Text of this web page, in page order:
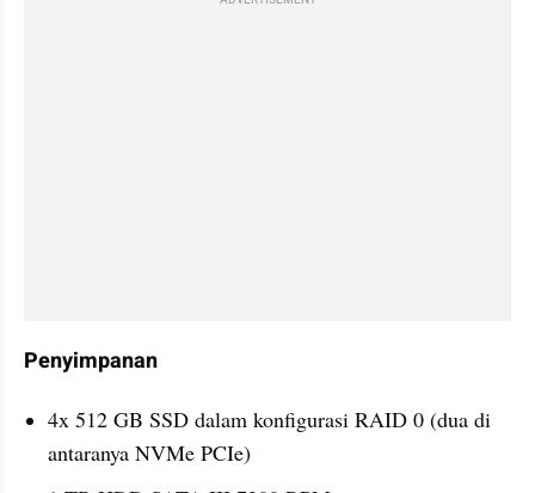
Penyimpanan
4x 512 GB SSD dalam konfigurasi RAID 0 (dua di
antaranya NVMe PCIe)